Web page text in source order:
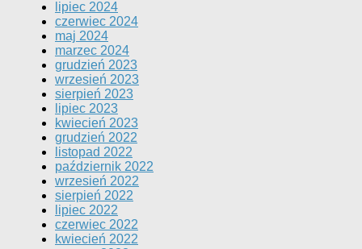
lipiec 2024
czerwiec 2024
maj 2024
marzec 2024
grudzień 2023
wrzesień 2023
sierpień 2023
lipiec 2023
kwiecień 2023
grudzień 2022
listopad 2022
październik 2022
wrzesień 2022
sierpień 2022
lipiec 2022
czerwiec 2022
kwiecień 2022